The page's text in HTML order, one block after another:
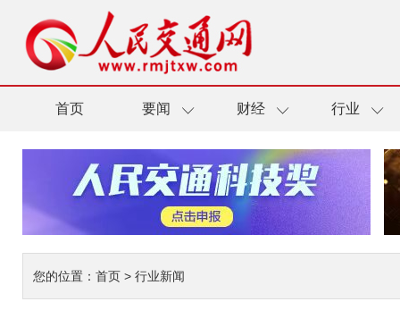
首页 要闻 财经 行业
您的位置： 首页 > 行业新闻